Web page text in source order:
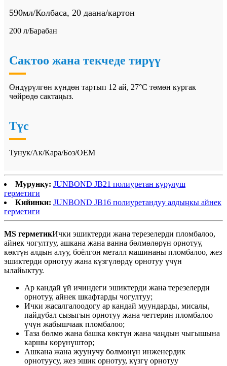
590мл/Колбаса, 20 даана/картон
200 л/Барабан
Сактоо жана текчеде тирүү
Өндүрүлгөн күндөн тартып 12 ай, 27°C төмөн кургак
чөйрөдө сактаңыз.
Түс
Тунук/Ак/Кара/Боз/OEM
Мурунку: JUNBOND JB21 полиуретан курулуш
герметиги
Кийинки: JUNBOND JB16 полиуретандуу алдыңкы айнек
герметиги
MS герметикИчки эшиктерди жана терезелерди пломбалоо,
айнек чогултуу, ашкана жана ванна бөлмөлөрүн орнотуу,
көктүн алдын алуу, боёлгон металл машинаны пломбалоо, жез
эшиктерди орнотуу жана күзгүлөрдү орнотуу үчүн
ылайыктуу.
Ар кандай үй ичиндеги эшиктерди жана терезелерди
орнотуу, айнек шкафтарды чогултуу;
Ички жасалгалоодогу ар кандай муундарды, мисалы,
пайдубал сызыгын орнотуу жана четтерин пломбалоо
үчүн жабышчаак пломбалоо;
Таза бөлмө жана башка көктүн жана чаңдын чыгышына
каршы көрүнүштөр;
Ашкана жана жуунучу бөлмөнүн инженердик
орнотуусу, жез эшик орнотуу, күзгү орнотуу